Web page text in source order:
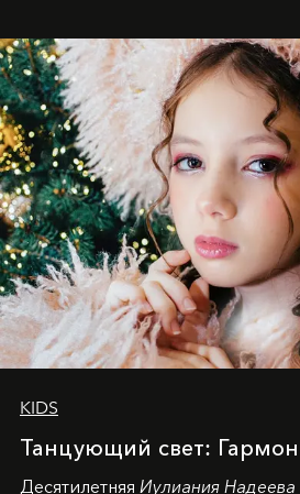
KIDS
Танцующий свет:
Десятилетняя Иулиания Надеева